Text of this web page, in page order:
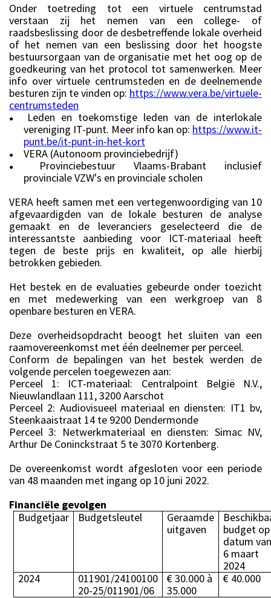
Onder toetreding tot een virtuele centrumstad
verstaan zij het nemen van een college- of
raadsbeslissing door de desbetreffende lokale overheid
of het nemen van een beslissing door het hoogste
bestuursorgaan van de organisatie met het oog op de
goedkeuring van het protocol tot samenwerken. Meer
info over virtuele centrumsteden en de deelnemende
besturen zijn te vinden op: https://www.vera.be/virtuele-
centrumsteden
●
Leden en toekomstige leden van de interlokale
vereniging IT-punt. Meer info kan op: https://www.it-
punt.be/it-punt-in-het-kort
● VERA (Autonoom provinciebedrijf)
●
Provinciebestuur Vlaams-Brabant inclusief
provinciale VZW's en provinciale scholen
VERA heeft samen met een vertegenwoordiging van 10
afgevaardigden van de lokale besturen de analyse
gemaakt en de leveranciers geselecteerd die de
interessantste aanbieding voor ICT-materiaal heeft
tegen de beste prijs en kwaliteit, op alle hierbij
betrokken gebieden.
Het bestek en de evaluaties gebeurde onder toezicht
en met medewerking van een werkgroep van 8
openbare besturen en VERA.
Deze overheidsopdracht beoogt het sluiten van een
raamovereenkomst met één deelnemer per perceel.
Conform de bepalingen van het bestek werden de
volgende percelen toegewezen aan:
Perceel 1: ICT-materiaal: Centralpoint België N.V.,
Nieuwlandlaan 111, 3200 Aarschot
Perceel 2: Audiovisueel materiaal en diensten: IT1 bv,
Steenkaaistraat 14 te 9200 Dendermonde
Perceel 3: Netwerkmateriaal en diensten: Simac NV,
Arthur De Coninckstraat 5 te 3070 Kortenberg.
De overeenkomst wordt afgesloten voor een periode
van 48 maanden met ingang op 10 juni 2022.
Financiële gevolgen
Budgetjaar
Budgetsleutel
Geraamde
uitgaven
budget op
datum van
6 maart
2024
2024
011901/24100100
20-25/011901/06
€ 30.000 à
35.000
€ 40.000